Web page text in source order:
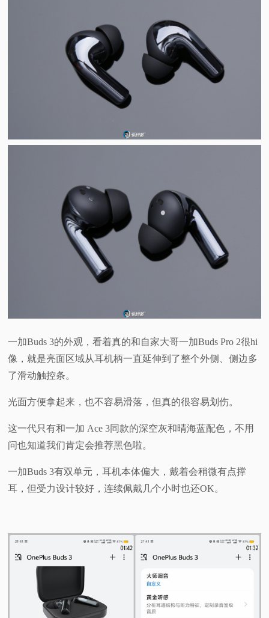
一加Buds 3的外观，看着真的和自家大哥一加Buds Pro 2很hi
像，就是亮面区域从耳机柄一直延伸到了整个外侧、侧边多
了滑动触控条。
光面方便拿起来，也不容易滑落，但真的很容易划伤。
这一代只有和一加 Ace 3同款的深空灰和晴海蓝配色，不用
问也知道我们肯定会推荐黑色啦。
一加Buds 3有双单元，耳机本体偏大，戴着会稍微有点撑
耳，但受力设计较好，连续佩戴几个小时也还OK。